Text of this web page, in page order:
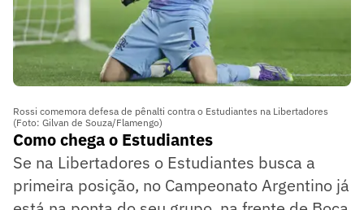
Rossi comemora defesa de pênalti contra o Estudiantes na Libertadores
(Foto: Gilvan de Souza/Flamengo)
Como chega o Estudiantes
Se na Libertadores o Estudiantes busca a
primeira posição, no Campeonato Argentino já